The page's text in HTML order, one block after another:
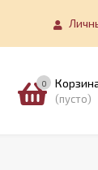
0
(пусто)